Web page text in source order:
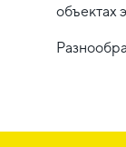
объектах